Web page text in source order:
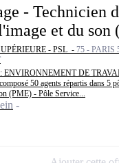
- Technicien
et du son
- PSL - 75 - PARIS
ENVIRONNEMENT DE
50 agents répartis dans 5
(PME) - Pôle Service...